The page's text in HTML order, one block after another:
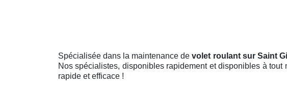
Spécialisée dans la maintenance devolet roulant sur Saint
Nos spécialistes, disponibles rapidement et disponibles à
rapide et efficace !